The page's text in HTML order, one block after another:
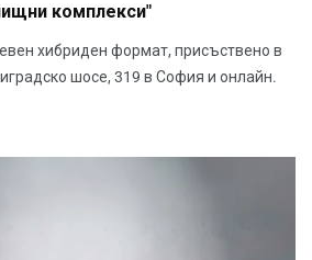
комплекси"
хибриден формат, присъствено в
шосе, 319 в София и онлайн.